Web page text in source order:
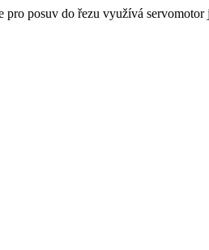
posuv do řezu využívá